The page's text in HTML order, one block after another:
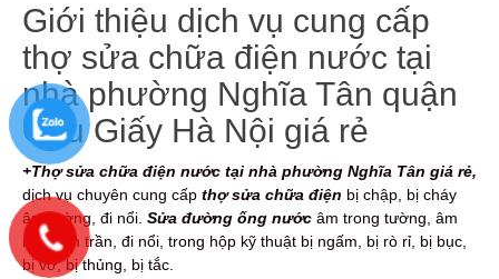
Giới thiệu dịch vụ cung cấp
thợ sửa chữa điện nước tại
nhà phường Nghĩa Tân quận
Cầu Giấy Hà Nội giá rẻ
+Thợ sửa chữa điện nước tại nhà phường Nghĩa Tân giá rẻ,
dịch vụ chuyên cung cấp thợ sửa chữa điện bị chập, bị cháy
âm tường, đi nổi. Sửa đường ống nước âm trong tường, âm
nền, âm trần, đi nổi, trong hộp kỹ thuật bị ngấm, bị rò rỉ, bị bục,
bị vỡ, bị thủng, bị tắc.